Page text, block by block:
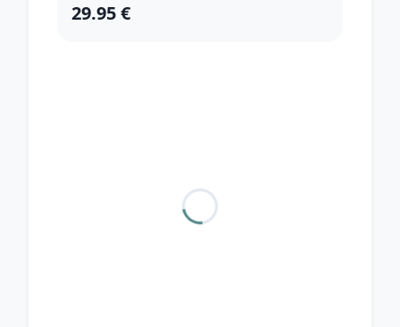
29.95 €